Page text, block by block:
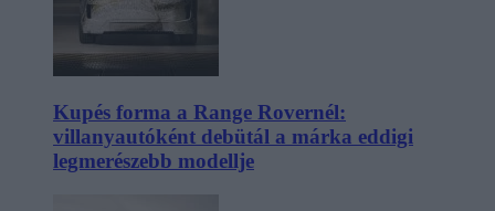
Kupés forma a Range Rovernél:
villanyautóként debütál a márka eddigi
legmerészebb modellje